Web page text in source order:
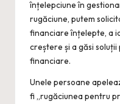
înțelepciune în
rugăciune, putem
financiare înțelepte, a
creștere și a găsi
financiare.
Unele persoane
fi „rugăciunea pentru